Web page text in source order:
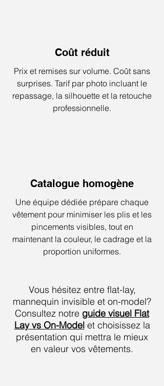
Coût réduit
Prix et remises sur volume. Coût sans
surprises. Tarif par photo incluant le
repassage, la silhouette et la retouche
professionnelle.
Catalogue homogène
Une équipe dédiée prépare chaque
vêtement pour minimiser les plis et les
pincements visibles, tout en
maintenant la couleur, le cadrage et la
proportion uniformes.
Vous hésitez entre flat-lay,
mannequin invisible et on-model?
Consultez notre guide visuel Flat
Lay vs On-Modelet choisissez la
présentation qui mettra le mieux
en valeur vos vêtements.